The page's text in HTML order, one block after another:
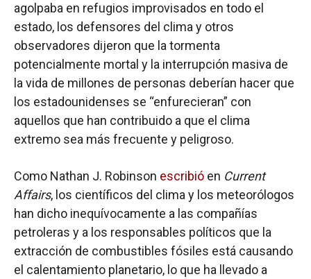
agolpaba en refugios improvisados en todo el
estado, los defensores del clima y otros
observadores dijeron que la tormenta
potencialmente mortal y la interrupción masiva de
la vida de millones de personas deberían hacer que
los estadounidenses se “enfurecieran” con
aquellos que han contribuido a que el clima
extremo sea más frecuente y peligroso.
Como Nathan J. Robinson escribió en Current
Affairs, los científicos del clima y los meteorólogos
han dicho inequívocamente a las compañías
petroleras y a los responsables políticos que la
extracción de combustibles fósiles está causando
el calentamiento planetario, lo que ha llevado a